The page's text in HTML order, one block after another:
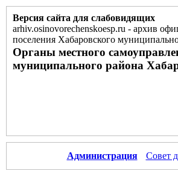
Версия сайта для слабовидящих
arhiv.osinovorechenskoesp.ru - архив
поселения Хабаровского
Органы местного
муниципального района
Администрация Совет